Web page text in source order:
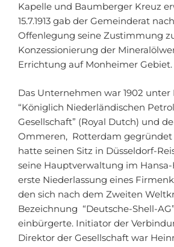
Kapelle und Baumberger Kreuz
15.7.1913 gab der Gemeinderat
Offenlegung seine Zustimmung
Konzessionierung der
Errichtung auf Monheimer Gebiet.
Das Unternehmen war 1902
“Königlich Niederländischen
Gesellschaft” (Royal Dutch) und
Ommeren, Rotterdam gegründet
hatte seinen Sitz in Düsseldorf-
seine Hauptverwaltung im Hansa-
erste Niederlassung eines
den sich nach dem Zweiten
Bezeichnung “Deutsche-Shell-
einbürgerte. Initiator der
Direktor der Gesellschaft war